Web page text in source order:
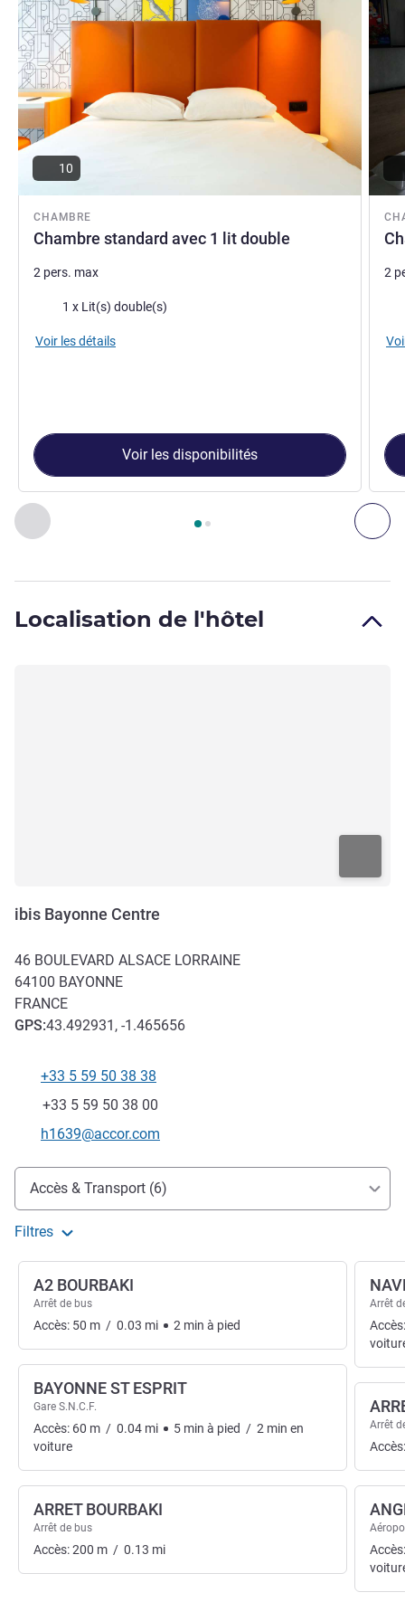
Précédent - Chambre
Page , Chambre 1 : Chambre standard avec 1 lit
CHAMBRE
Chambre standard avec 1 lit double
10
2 pers. max
Literie1 x Lit(s) double(s)
Voir les détails
Voir les disponibilités
2
Localisation de l'hôtel
ibis Bayonne Centre
46 BOULEVARD ALSACE LORRAINE
64100 BAYONNE
FRANCE
GPS:43.492931, -1.465656
Téléphone
+33 5 59 50 38 38
Fax
+33 5 59 50 38 00
Email de contact
h1639@accor.com
Accès et transports
Accès & Transport (6)
Filtres
A2 BOURBAKI
Arrêt de bus
Accès: 50 m / 0.03 mi 2 min à pied
BAYONNE ST ESPRIT
Gare S.N.C.F.
Accès: 60 m / 0.04 mi 5 min à pied / 2 min en
voiture
ARRET BOURBAKI
Arrêt de bus
Accès:200 m / 0.13 mi
Arrêt
Arrêt